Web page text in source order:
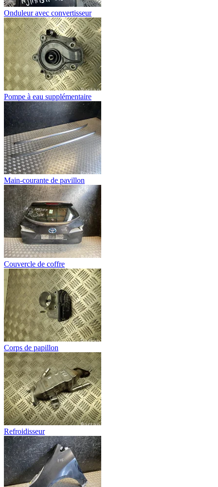
Onduleur avec convertisseur
Pompe à eau supplémentaire
Main-courante de pavillon
Couvercle de coffre
Corps de papillon
Refroidisseur